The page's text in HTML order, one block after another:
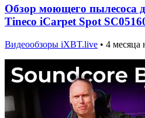
Обзор моющего пылесоса
Tineco iCarpet Spot
Видеообзоры iXBT.live • 4 месяца